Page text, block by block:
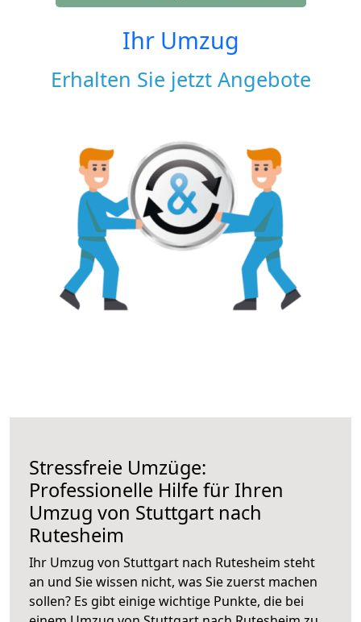
Ihr Umzug
Erhalten Sie jetzt Angebote
Stressfreie Umzüge:
Professionelle Hilfe für Ihren
Umzug von Stuttgart nach
Rutesheim
Ihr Umzug von Stuttgart nach Rutesheim steht
an und Sie wissen nicht, was Sie zuerst machen
sollen? Es gibt einige wichtige Punkte, die bei